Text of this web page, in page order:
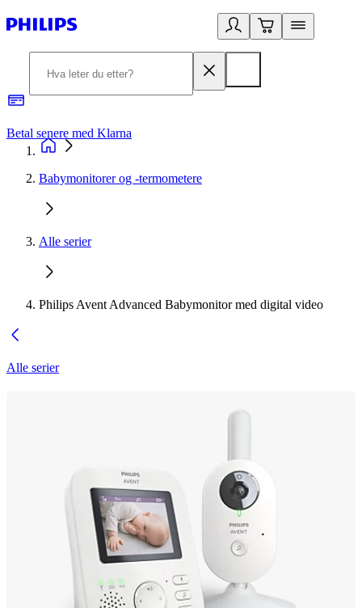
Betal senere med Klarna
Babymonitorer og -termometere
Alle serier
Philips Avent Advanced Babymonitor med digital video
Alle serier